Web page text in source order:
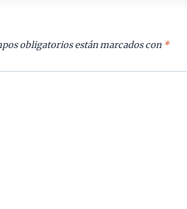
obligatorios están marcados con *